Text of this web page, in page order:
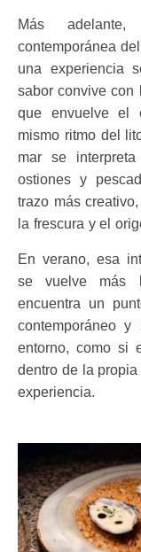
Más
contemporánea
una experiencia
sabor convive con
que envuelve el
mismo ritmo del
mar se
ostiones y
trazo más
la frescura y el
En verano, esa
se vuelve más
encuentra un
contemporáneo y
entorno, como si
dentro de la propia
experiencia.